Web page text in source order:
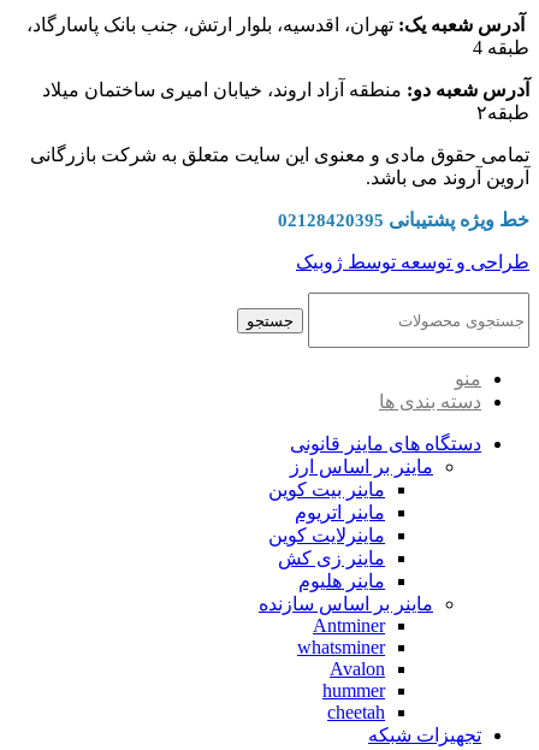
آدرس شعبه یک: تهران، اقدسیه، بلوار ارتش، جنب بانک پاسارگاد،
طبقه 4
آدرس شعبه دو: منطقه آزاد اروند، خیابان امیری ساختمان میلاد
طبقه۲
تمامی حقوق مادی و معنوی این سایت متعلق به شرکت بازرگانی
آروین آروند می باشد.
خط ویژه پشتیبانی 02128420395
طراحی و توسعه توسط ژوبیک
جستجو
منو
دسته بندی ها
دستگاه های ماینر قانونی
ماینر بر اساس ارز
ماینر بیت کوین
ماینر اتریوم
ماینرلایت کوین
ماینر زی کش
ماینر هلیوم
ماینر بر اساس سازنده
Antminer
whatsminer
Avalon
hummer
cheetah
تجهیزات شبکه